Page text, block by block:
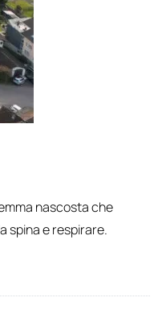
nascosta che
spina e respirare.